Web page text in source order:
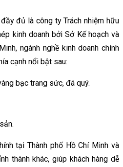
đủ là công ty Trách nhiệm hữu
kinh doanh bởi Sở Kế hoạch và
ngành nghề kinh doanh chính
cạnh nổi bật sau:
bạc trang sức, đá quý.
tại Thành phố Hồ Chí Minh và
thành khác, giúp khách hàng dễ